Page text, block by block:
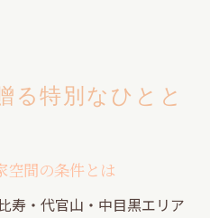
る特別なひとと
空間の条件とは
寿・代官山・中目黒エリア